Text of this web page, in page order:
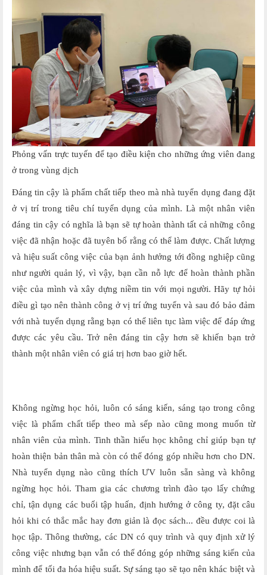
Phỏng vấn trực tuyến để tạo điều kiện cho những ứng viên đang
ở trong vùng dịch
Đáng tin cậy là phẩm chất tiếp theo mà nhà tuyển dụng đang đặt
ở vị trí trong tiêu chí tuyển dụng của mình. Là một nhân viên
đáng tin cậy có nghĩa là bạn sẽ tự hoàn thành tất cả những công
việc đã nhận hoặc đã tuyên bố rằng có thể làm được. Chất lượng
và hiệu suất công việc của bạn ảnh hưởng tới đồng nghiệp cũng
như người quản lý, vì vậy, bạn cần nỗ lực để hoàn thành phần
việc của mình và xây dựng niềm tin với mọi người. Hãy tự hỏi
điều gì tạo nên thành công ở vị trí ứng tuyển và sau đó bảo đảm
với nhà tuyển dụng rằng bạn có thể liên tục làm việc để đáp ứng
được các yêu cầu. Trở nên đáng tin cậy hơn sẽ khiến bạn trở
thành một nhân viên có giá trị hơn bao giờ hết.
Không ngừng học hỏi, luôn có sáng kiến, sáng tạo trong công
việc là phẩm chất tiếp theo mà sếp nào cũng mong muốn từ
nhân viên của mình. Tinh thần hiếu học không chỉ giúp bạn tự
hoàn thiện bản thân mà còn có thể đóng góp nhiều hơn cho DN.
Nhà tuyển dụng nào cũng thích ƯV luôn sẵn sàng và không
ngừng học hỏi. Tham gia các chương trình đào tạo lấy chứng
chỉ, tận dụng các buổi tập huấn, định hướng ở công ty, đặt câu
hỏi khi có thắc mắc hay đơn giản là đọc sách... đều được coi là
học tập. Thông thường, các DN có quy trình và quy định xử lý
công việc nhưng bạn vẫn có thể đóng góp những sáng kiến của
mình để tối đa hóa hiệu suất. Sự sáng tạo sẽ tạo nên khác biệt và